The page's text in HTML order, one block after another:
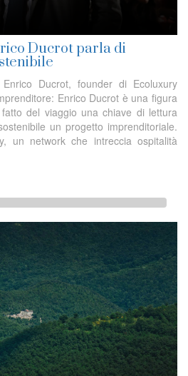
Ducrot parla di
Enrico Ducrot, founder di Ecoluxury
Enrico Ducrot è una figura
del viaggio una chiave di lettura
un progetto imprenditoriale.
un network che intreccia ospitalità